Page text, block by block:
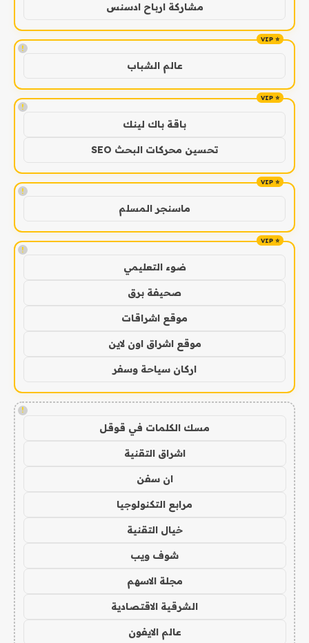
مشاركة ارباح ادسنس
!
عالم الشباب
!
باقة باك لينك
تحسين محركات البحث SEO
!
ماسنجر المسلم
!
ضوء التعليمي
صحيفة برق
موقع اشراقات
موقع اشراق اون لاين
اركان سياحة وسفر
!
مسك الكلمات في قوقل
اشراق التقنية
ان سفن
مرابع التكنولوجيا
خيال التقنية
شوف ويب
مجلة الاسهم
الشرقية الاقتصادية
عالم الايفون